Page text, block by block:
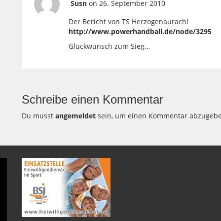
Susn on 26. September 2010
Der Bericht von TS Herzogenaurach!
http://www.powerhandball.de/node/3295
Glückwunsch zum Sieg…
Schreibe einen Kommentar
Du musst angemeldet sein, um einen Kommentar